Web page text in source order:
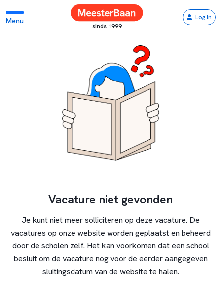
Menu
sinds 1999
Log in
Vacature niet gevonden
Je kunt niet meer solliciteren op deze vacature. De
vacatures op onze website worden geplaatst en beheerd
door de scholen zelf. Het kan voorkomen dat een school
besluit om de vacature nog voor de eerder aangegeven
sluitingsdatum van de website te halen.